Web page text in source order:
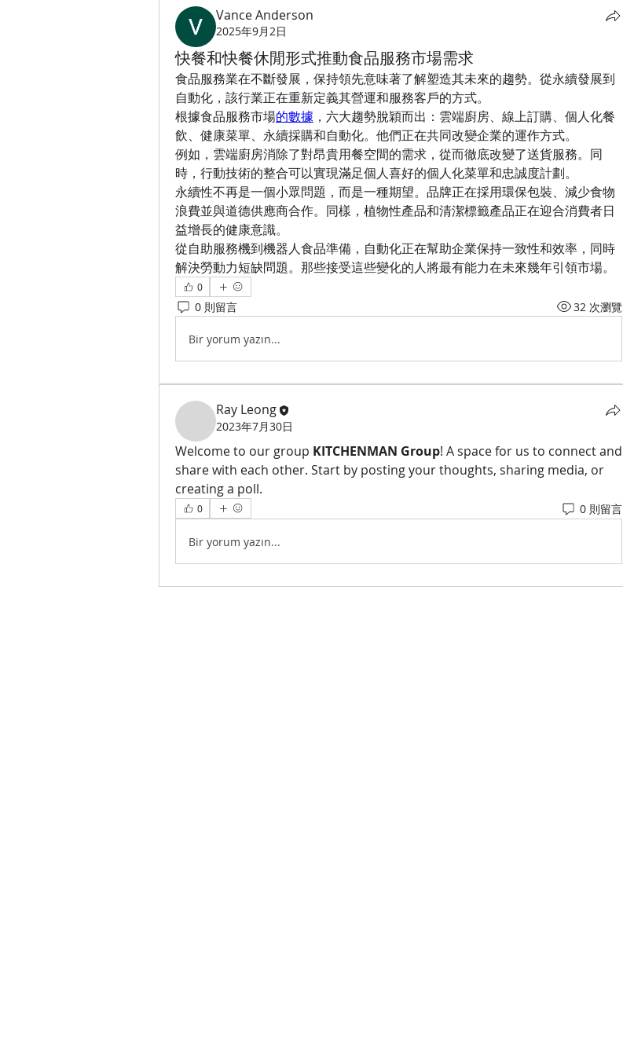
Vance Anderson
2025年9月2日
快餐和快餐休閒形式推動食品服務市場需求
食品服務業在不斷發展，保持領先意味著了解塑造其未來的趨勢。從永續發展到
自動化，該行業正在重新定義其營運和服務客戶的方式。
根據食品服務市場的數據 ，六大趨勢脫穎而出：雲端廚房、線上訂購、個人化餐
飲、健康菜單、永續採購和自動化。他們正在共同改變企業的運作方式。
例如，雲端廚房消除了對昂貴用餐空間的需求，從而徹底改變了送貨服務。同
時，行動技術的整合可以實現滿足個人喜好的個人化菜單和忠誠度計劃。
永續性不再是一個小眾問題，而是一種期望。品牌正在採用環保包裝、減少食物
浪費並與道德供應商合作。同樣，植物性產品和清潔標籤產品正在迎合消費者日
益增長的健康意識。
從自助服務機到機器人食品準備，自動化正在幫助企業保持一致性和效率，同時
解決勞動力短缺問題。那些接受這些變化的人將最有能力在未來幾年引領市場。
0
0 則留言 32 次瀏覽
Bir yorum yazın...
Ray Leong
2023年7月30日
Welcome to our group KITCHENMAN Group! A space for us to connect and
share with each other. Start by posting your thoughts, sharing media, or
creating a poll.
0 0 則留言
Bir yorum yazın...